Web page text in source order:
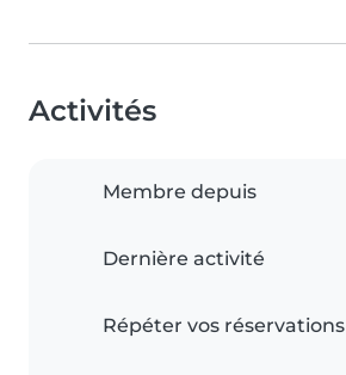
Activités
Membre depuis
Dernière activité
Répéter vos réservations